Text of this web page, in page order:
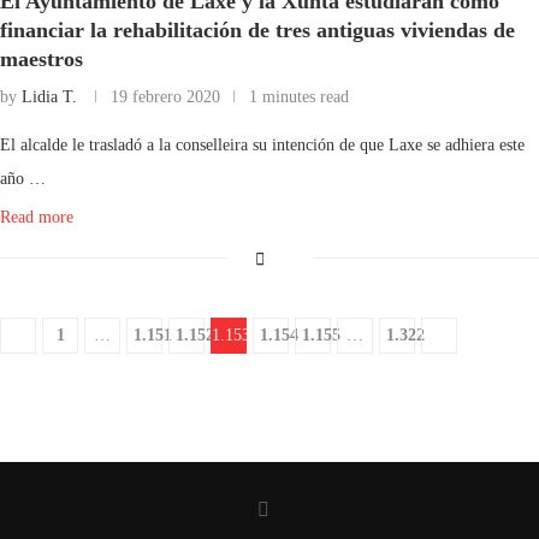
financiar la rehabilitación de tres antiguas viviendas de
maestros
by Lidia T. 19 febrero 2020 1 minutes read
El alcalde le trasladó a la conselleira su intención de que Laxe se adhiera este
año …
Read more
1 1.151 1.1521.153 1.154 1.155 1.322